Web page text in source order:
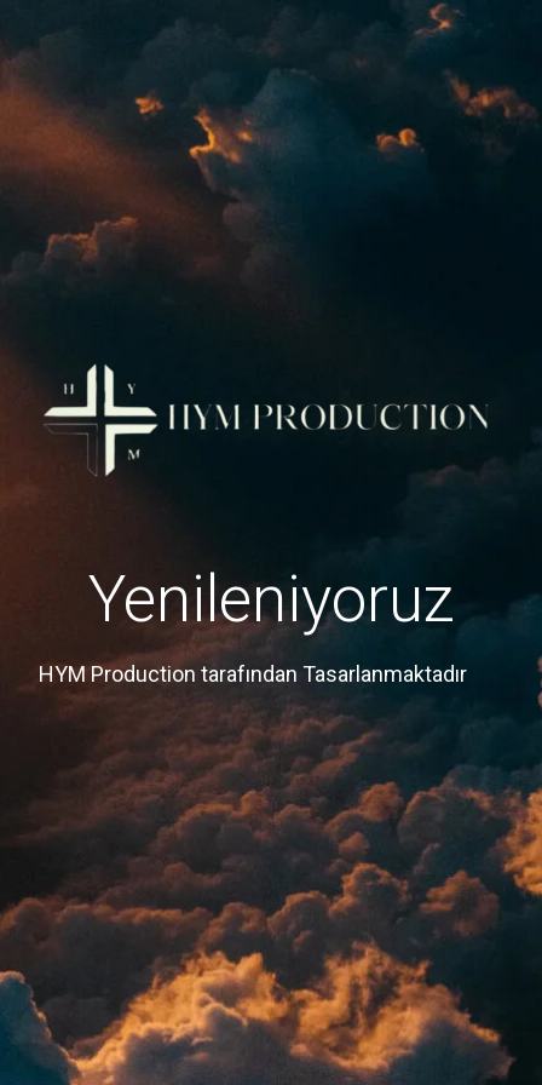
Yenileniyoruz
HYM Production tarafından Tasarlanmaktadır